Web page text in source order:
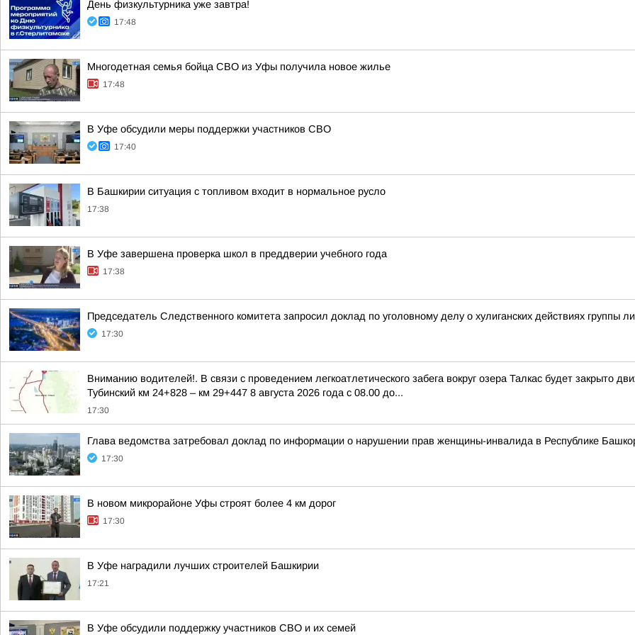
День физкультурника уже завтра!
17:48
Многодетная семья бойца СВО из Уфы получила новое жилье
17:48
В Уфе обсудили меры поддержки участников СВО
17:40
В Башкирии ситуация с топливом входит в нормальное русло
17:38
В Уфе завершена проверка школ в преддверии учебного года
17:38
Председатель Следственного комитета запросил доклад по уголовному делу о хулиганских действиях группы
17:30
Вниманию водителей!. В связи с проведением легкоатлетического забега вокруг озера Талкас будет закрыто
Тубинский км 24+828 – км 29+447 8 августа 2026 года с 08.00 до...
17:30
Глава ведомства затребовал доклад по информации о нарушении прав женщины-инвалида в Республике
17:30
В новом микрорайоне Уфы строят более 4 км дорог
17:30
В Уфе наградили лучших строителей Башкирии
17:21
В Уфе обсудили поддержку участников СВО и их семей